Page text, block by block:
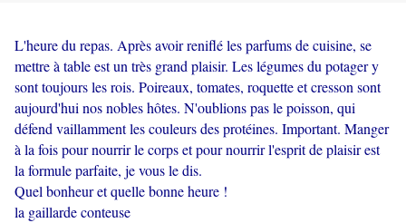
L'heure du repas. Après avoir reniflé les parfums de cuisine, se
mettre à table est un très grand plaisir. Les légumes du potager y
sont toujours les rois. Poireaux, tomates, roquette et cresson sont
aujourd'hui nos nobles hôtes. N'oublions pas le poisson, qui
défend vaillamment les couleurs des protéines. Important. Manger
à la fois pour nourrir le corps et pour nourrir l'esprit de plaisir est
la formule parfaite, je vous le dis.
Quel bonheur et quelle bonne heure !
la gaillarde conteuse